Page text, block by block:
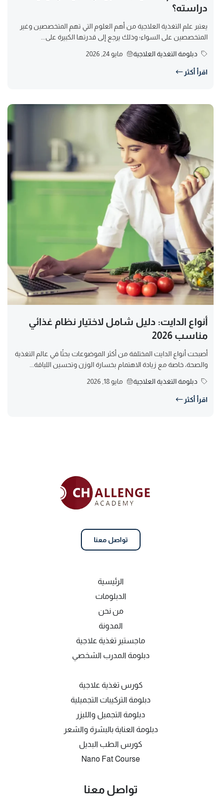
دراسته؟
يعتبر علم التغذية العلاجية من أهم العلوم التي تهم المتخصصين وغير
المتخصصين على السواء؛ وذلك يرجع إلى قدرتها الكبيرة على...
دبلومة التغذية العلاجية مايو 24, 2026
اقرأ أكثر
أنواع الدايت: دليل شامل لاختيار نظام غذائي
مناسب 2026
أصبحت أنواع الدايت المختلفة من أكثر الموضوعات بحثًا في عالم التغذية
والصحة، خاصة مع زيادة الاهتمام بخسارة الوزن وتحسين اللياقة...
دبلومة التغذية العلاجية مايو 18, 2026
اقرأ أكثر
تواصل معنا
الرئيسية
الدبلومات
من نحن
المدونة
ماجستير تغذية علاجية
دبلومة المدرب الشخصي
كورس تغذية علاجية
دبلومة التركيبات التجميلية
دبلومة التجميل والليزر
دبلومة العناية بالبشرة والشعر
كورس الطب البديل
Nano Fat Course
تواصل معنا